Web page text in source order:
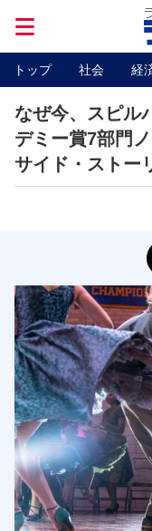
トップ 社会 経
なぜ今、スピ
デミー賞7部門
サイド・ストー
Prev